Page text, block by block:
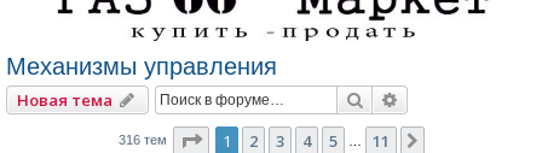
Механизмы управления
Новая тема Поиск
316 тем Страница из 11
1 2 3 4 5 11